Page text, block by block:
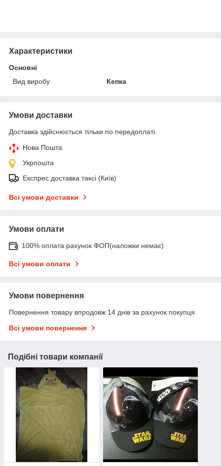
Характеристики
Основні
Вид виробу
Кепка
Умови доставки
Доставка здійснюється тільки по передоплаті.
Нова Пошта
Укрпошта
Експрес доставка таксі (Київ)
Всі умови доставки
Умови оплати
100% оплата рахунок ФОП(наложки немає)
Всі умови оплати
Умови повернення
Повернення товару впродовж 14 днів за рахунок покупця
Всі умови повернення
Подібні товари компанії